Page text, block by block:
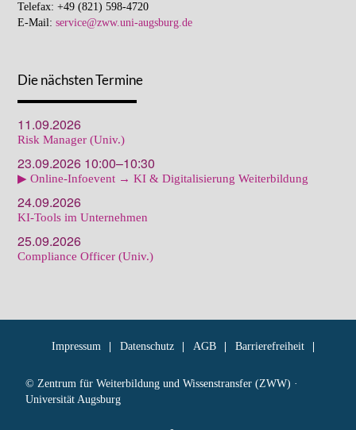
Telefax: +49 (821) 598-4720
E-Mail:service@zww.uni-augsburg.de
Die nächsten Termine
11.09.2026
Risk Manager (Univ.)
23.09.2026 10:00–10:30
▶ Online-Infoevent → KI & Digitalisierung Weiterbildung
24.09.2026
KI-Tools im Unternehmen
25.09.2026
Compliance Officer (Univ.)
Impressum Datenschutz AGB Barrierefreiheit
© Zentrum für Weiterbildung und Wissenstransfer (ZWW) ·
Universität Augsburg